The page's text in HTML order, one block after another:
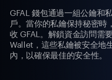
GFAL 錢包通過一組公鑰和
戶。當你的私鑰保持秘密
收 GFAL。解鎖資金訪問需
Wallet，這些私鑰被安全地
內，以確保最佳的安全性。